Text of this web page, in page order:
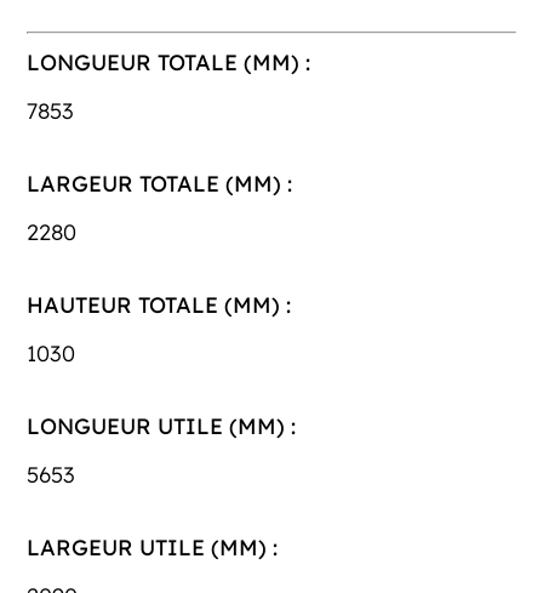
LONGUEUR TOTALE (MM) :
7853
LARGEUR TOTALE (MM) :
2280
HAUTEUR TOTALE (MM) :
1030
LONGUEUR UTILE (MM) :
5653
LARGEUR UTILE (MM) :